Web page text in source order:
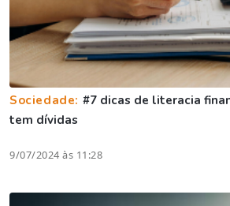
Sociedade: #7 dicas de literacia
tem dívidas
9/07/2024 às 11:28